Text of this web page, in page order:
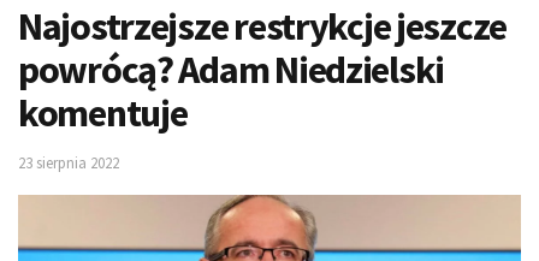
Najostrzejsze restrykcje jeszcze
powrócą? Adam Niedzielski
komentuje
23 sierpnia 2022